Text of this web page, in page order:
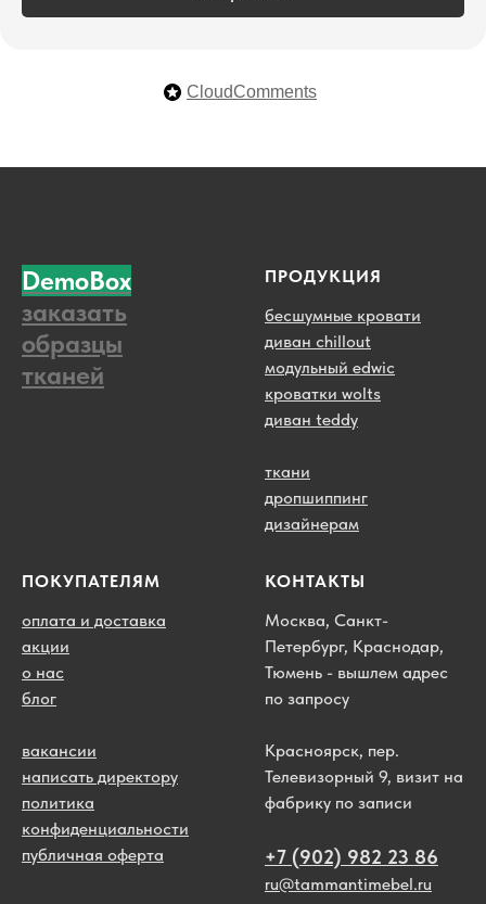
CloudComments
DemoBox
заказать
образцы
тканей
ПРОДУКЦИЯ
бесшумные кровати
диван chillout
модульный edwic
кроватки wolts
диван teddy
ткани
дропшиппинг
дизайнерам
ПОКУПАТЕЛЯМ
оплата и доставка
акции
о нас
блог
вакансии
написать директору
политика
конфиденциальности
публичная оферта
КОНТАКТЫ
Москва, Санкт-
Петербург, Краснодар,
Тюмень - вышлем адрес
по запросу
Красноярск, пер.
Телевизорный 9, визит на
фабрику по записи
+7 (902) 982 23 86
ru@tammantimebel.ru